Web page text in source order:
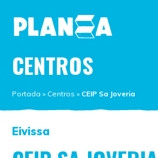
CENTROS
Portada » Centros » CEIP Sa Joveria
Eivissa